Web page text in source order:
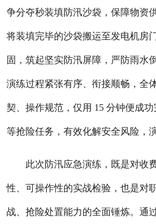
争分夺秒装填防汛沙袋，保障物资
将装填完毕的沙袋搬运至发电机房
固，筑起坚实防汛屏障，严防雨水
演练过程紧张有序、衔接顺畅，全
契、操作规范，仅用 15 分钟便成
等抢险任务，有效化解安全风险，
此次防汛应急演练，既是对收
性、可操作性的实战检验，也是对
战、抢险处置能力的全面锤炼。通